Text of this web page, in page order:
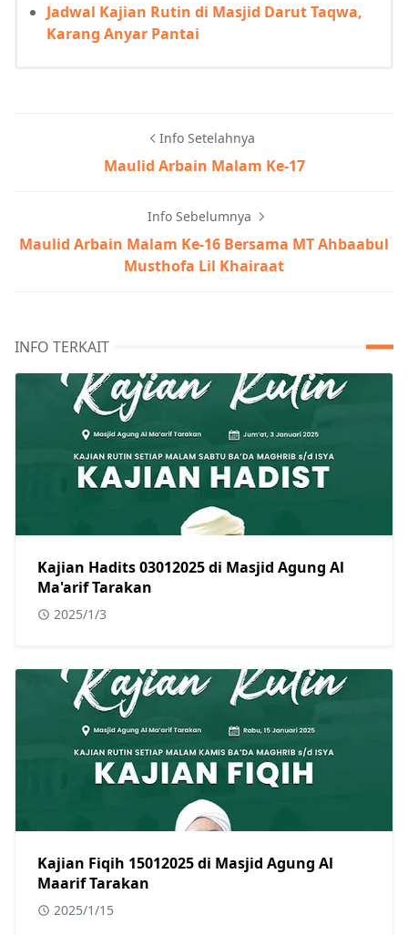
Jadwal Kajian Rutin di Masjid Darut Taqwa,
Karang Anyar Pantai
Info Setelahnya
Maulid Arbain Malam Ke-17
Info Sebelumnya
Maulid Arbain Malam Ke-16 Bersama MT Ahbaabul
Musthofa Lil Khairaat
INFO TERKAIT
Kajian Hadits 03012025 di Masjid Agung Al
Ma'arif Tarakan
2025/1/3
Kajian Fiqih 15012025 di Masjid Agung Al
Maarif Tarakan
2025/1/15